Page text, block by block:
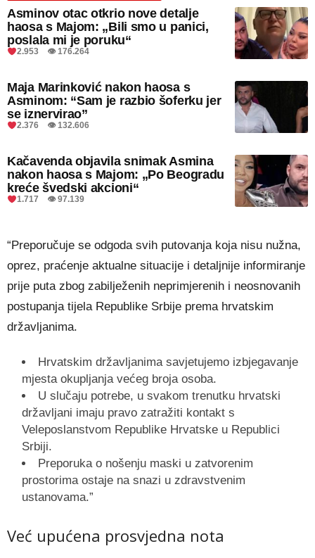
Asminov otac otkrio nove detalje
haosa s Majom: „Bili smo u panici,
poslala mi je poruku“
2.953 👁 176.264
Maja Marinković nakon haosa s
Asminom: “Sam je razbio šoferku jer
se iznervirao”
2.376 👁 132.606
Kačavenda objavila snimak Asmina
nakon haosa s Majom: „Po Beogradu
kreće švedski akcioni“
1.717 👁 97.139
“Preporučuje se odgoda svih putovanja koja nisu nužna,
oprez, praćenje aktualne situacije i detaljnije informiranje
prije puta zbog zabilježenih neprimjerenih i neosnovanih
postupanja tijela Republike Srbije prema hrvatskim
državljanima.
Hrvatskim državljanima savjetujemo izbjegavanje
mjesta okupljanja većeg broja osoba.
U slučaju potrebe, u svakom trenutku hrvatski
državljani imaju pravo zatražiti kontakt s
Veleposlanstvom Republike Hrvatske u Republici
Srbiji.
Preporuka o nošenju maski u zatvorenim
prostorima ostaje na snazi u zdravstvenim
ustanovama.”
Već upućena prosvjedna nota